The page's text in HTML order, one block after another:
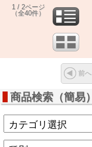
1 / 2ページ
（全40件）
前へ
商品検索（簡易）